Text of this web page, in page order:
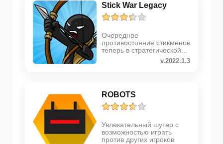
Stick War Legacy
Очередное
противостояние стикменов
теперь в стратегической
v.2022.1.3
ROBOTS
Увлекательный шутер с
возможностью играть
против других игроков